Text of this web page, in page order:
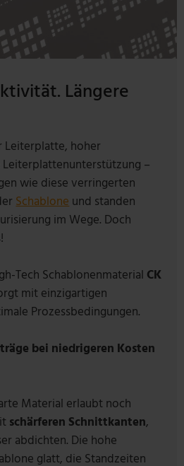
Längere
Leiterplatte, hoher
Leiterplattenunterstützung –
wie diese verringerten
Schabloneund standen
im Wege. Doch
Tech Schablonenmaterial CK
mit einzigartigen
Prozessbedingungen.
bei niedrigeren Kosten
Material erlaubt noch
schärferen Schnittkanten,
abdichten. Die hohe
glatt, die Standzeiten